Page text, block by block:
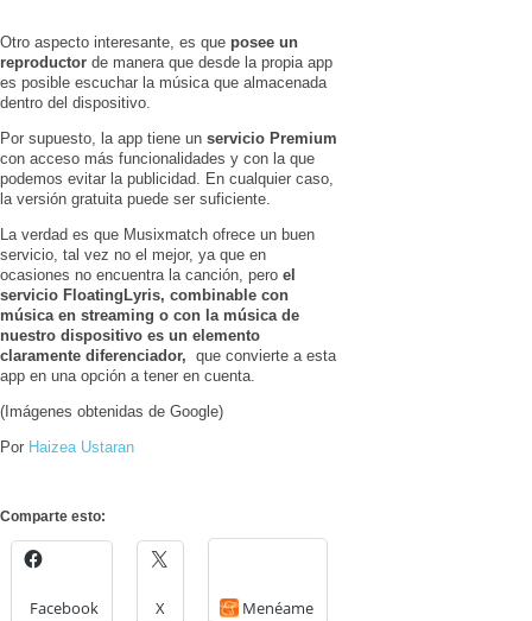
Otro aspecto interesante, es que posee un
reproductor de manera que desde la propia app
es posible escuchar la música que almacenada
dentro del dispositivo.
Por supuesto, la app tiene un servicio Premium
con acceso más funcionalidades y con la que
podemos evitar la publicidad. En cualquier caso,
la versión gratuita puede ser suficiente.
La verdad es que Musixmatch ofrece un buen
servicio, tal vez no el mejor, ya que en
ocasiones no encuentra la canción, pero el
servicio FloatingLyris, combinable con
música en streaming o con la música de
nuestro dispositivo es un elemento
claramente diferenciador, que convierte a esta
app en una opción a tener en cuenta.
(Imágenes obtenidas de Google)
Por Haizea Ustaran
Comparte esto:
Facebook X Menéame